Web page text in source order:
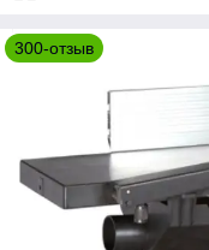
300-отзыв